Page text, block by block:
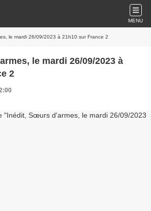
MENU
le mardi 26/09/2023 à 21h10 sur France 2
le mardi 26/09/2023 à
2